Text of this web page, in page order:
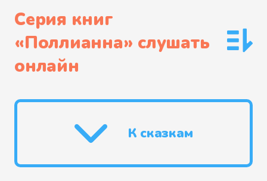
Серия книг
«Поллианна» слушать
онлайн
К сказкам